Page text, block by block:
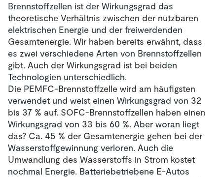
Brennstoffzellen ist der Wirkungsgrad das
theoretische Verhältnis zwischen der nutzbaren
elektrischen Energie und der freiwerdenden
Gesamtenergie. Wir haben bereits erwähnt, dass
es zwei verschiedene Arten von Brennstoffzellen
gibt. Auch der Wirkungsgrad ist bei beiden
Technologien unterschiedlich.
Die PEMFC-Brennstoffzelle wird am häufigsten
verwendet und weist einen Wirkungsgrad von 32
bis 37 % auf. SOFC-Brennstoffzellen haben einen
Wirkungsgrad von 33 bis 60 %. Aber woran liegt
das? Ca. 45 % der Gesamtenergie gehen bei der
Wasserstoffgewinnung verloren. Auch die
Umwandlung des Wasserstoffs in Strom kostet
nochmal Energie. Batteriebetriebene E-Autos